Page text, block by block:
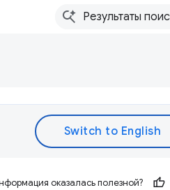
оказалась полезной?